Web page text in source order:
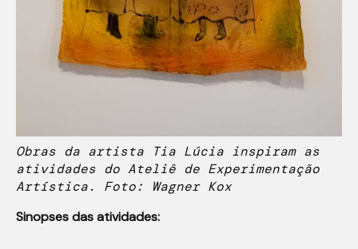
Obras da artista Tia Lúcia inspiram as
atividades do Ateliê de Experimentação
Artística. Foto: Wagner Kox
Sinopses das atividades: